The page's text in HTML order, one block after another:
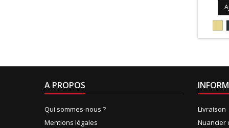
A PROPOS
Qui sommes-nous ?
Mentions légales
Livraison
Nuancier